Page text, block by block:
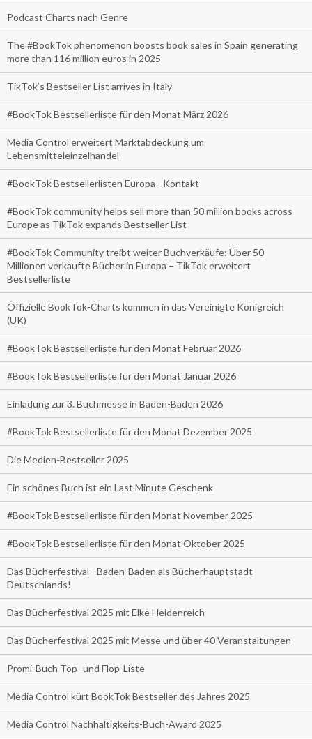
Podcast Charts nach Genre
The #BookTok phenomenon boosts book sales in Spain generating
more than 116 million euros in 2025
TikTok’s Bestseller List arrives in Italy
#BookTok Bestsellerliste für den Monat März 2026
Media Control erweitert Marktabdeckung um
Lebensmitteleinzelhandel
#BookTok Bestsellerlisten Europa - Kontakt
#BookTok community helps sell more than 50 million books across
Europe as TikTok expands Bestseller List
#BookTok Community treibt weiter Buchverkäufe: Über 50
Millionen verkaufte Bücher in Europa – TikTok erweitert
Bestsellerliste
Offizielle BookTok-Charts kommen in das Vereinigte Königreich
(UK)
#BookTok Bestsellerliste für den Monat Februar 2026
#BookTok Bestsellerliste für den Monat Januar 2026
Einladung zur 3. Buchmesse in Baden-Baden 2026
#BookTok Bestsellerliste für den Monat Dezember 2025
Die Medien-Bestseller 2025
Ein schönes Buch ist ein Last Minute Geschenk
#BookTok Bestsellerliste für den Monat November 2025
#BookTok Bestsellerliste für den Monat Oktober 2025
Das Bücherfestival - Baden-Baden als Bücherhauptstadt
Deutschlands!
Das Bücherfestival 2025 mit Elke Heidenreich
Das Bücherfestival 2025 mit Messe und über 40 Veranstaltungen
Promi-Buch Top- und Flop-Liste
Media Control kürt BookTok Bestseller des Jahres 2025
Media Control Nachhaltigkeits-Buch-Award 2025